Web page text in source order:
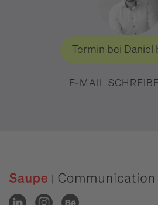
Termin bei Daniel
E-MAIL